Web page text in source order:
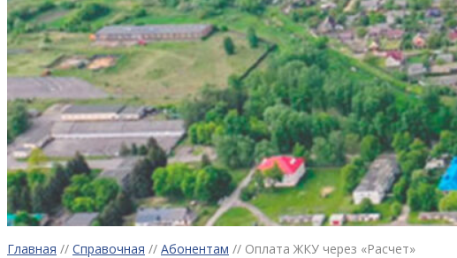
Главная // Справочная // Абонентам // Оплата ЖКУ через «Расчет»